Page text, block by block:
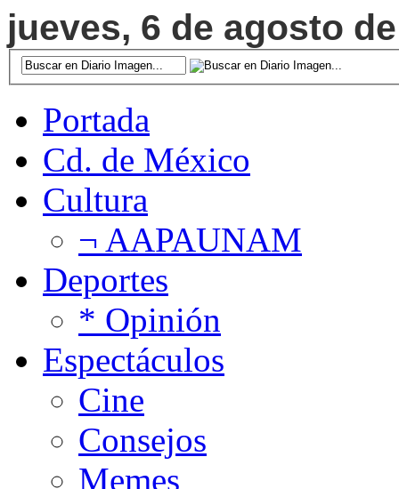
jueves, 6 de agosto
Portada
Cd. de México
Cultura
¬ AAPAUNAM
Deportes
* Opinión
Espectáculos
Cine
Consejos
Memes